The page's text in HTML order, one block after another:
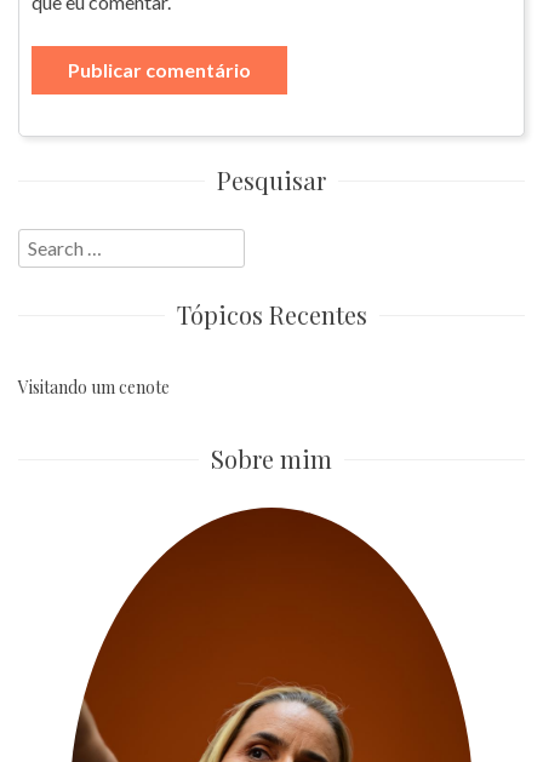
Pesquisar
Search
for:
Tópicos Recentes
Visitando um cenote
Sobre mim